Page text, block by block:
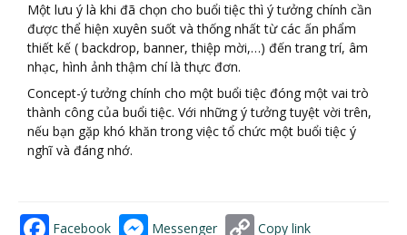
Một lưu ý là khi đã chọn cho buổi tiệc thì ý tưởng chính cần
được thể hiện xuyên suốt và thống nhất từ các ấn phẩm
thiết kế ( backdrop, banner, thiệp mời,…) đến trang trí, âm
nhạc, hình ảnh thậm chí là thực đơn.
Concept-ý tưởng chính cho một buổi tiệc đóng một vai trò
thành công của buổi tiệc. Với những ý tưởng tuyệt vời trên,
nếu bạn gặp khó khăn trong việc tổ chức một buổi tiệc ý
nghĩ và đáng nhớ.
Facebook Messenger Copy link